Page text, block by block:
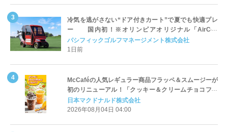
冷気を逃がさない“ドア付きカート”で夏でも快適プレ
ー 国内初！※オリンピアオリジナル「AirCon
Cart（エアコンカート）」導入 | ＰＧＭ
パシフィックゴルフマネージメント株式会社
1日前
McCaféの人気レギュラー商品フラッペ＆スムージーが
初のリニューアル！「クッキー＆クリームチョコフラ
ッペ」「マンゴースムージー」8月5日（水）から販売
開始
日本マクドナルド株式会社
2026年08月04日 04:00